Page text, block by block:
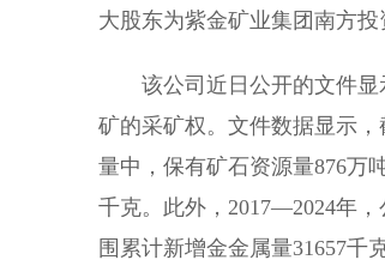
大股东为紫金矿业集团南方
该公司近日公开的文件
矿的采矿权。文件数据显示
量中，保有矿石资源量876万
千克。此外，2017—2024年
围累计新增金金属量31657千克